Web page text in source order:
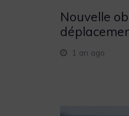
Nouvelle
1 an ago